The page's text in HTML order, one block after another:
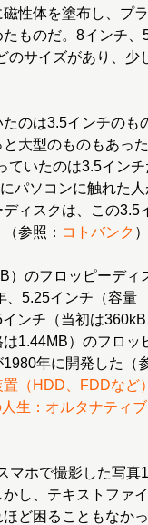
性体を塗布し、プ
ものだ。8インチ、
のサイズがあり、少
のは3.5インチのも
大型のものもあった
ていたのは3.5インチ
パソコンに触れた人
ィスクは、この3.5
参照： コトバンク
のフロッピーディ
、5.25インチ（容量
ンチ（当初は
1.44MB）のフロッ
年に開発した（
（HDD、FDDなど
生：オルタナティ
ホで撮影した写真
し、テキストファ
ど困ることもなかっ